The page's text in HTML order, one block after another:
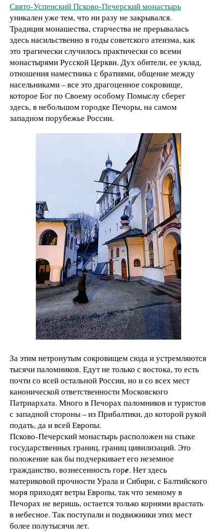
Свято-Успенский Псково-Печерский монастырь
уникален уже тем, что ни разу не закрывался.
Традиция монашества, старчества не прерывалась
здесь насильственно в годы советского атеизма, как
это трагически случилось практически со всеми
монастырями Русской Церкви. Дух обители, ее уклад,
отношения наместника с братиями, общение между
насельниками – все это драгоценное сокровище,
которое Бог по Своему особому Помыслу сберег
здесь, в небольшом городке Печоры, на самом
западном порубежье России.
За этим нетронутым сокровищем сюда и устремляются
тысячи паломников. Едут не только с востока, то есть
почти со всей остальной России, но и со всех мест
канонической ответственности Московского
Патриархата. Много в Печорах паломников и туристов
с западной стороны – из Прибалтики, до которой рукой
подать, да и всей Европы.
Псково-Печерский монастырь расположен на стыке
государственных границ, границ цивилизаций. Это
положение как бы подчеркивает его неземное
гражданство, вознесенность горе. Нет здесь
материковой прочности Урала и Сибири, с Балтийского
моря приходят ветры Европы, так что земному в
Печорах не веришь, остается только корнями врастать
в небесное. Так поступали и подвижники этих мест
более полутысячи лет.